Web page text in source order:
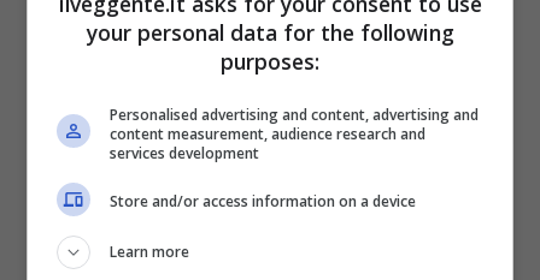
VERIFICA
Mostra Informazioni
your personal data for the following
purposes:
Personalised advertising and content, advertising and
content measurement, audience research and
services development
Store and/or access information on a device
Learn more